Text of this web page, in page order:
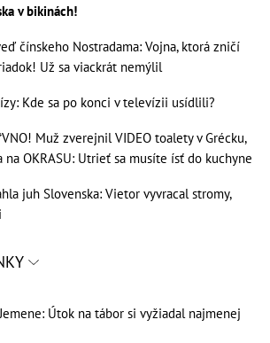
v bikinách!
čínskeho Nostradama: Vojna, ktorá zničí
Už sa viackrát nemýlil
Kde sa po konci v televízii usídlili?
Muž zverejnil VIDEO toalety v Grécku,
OKRASU: Utrieť sa musíte ísť do kuchyne
juh Slovenska: Vietor vyvracal stromy,
Útok na tábor si vyžiadal najmenej